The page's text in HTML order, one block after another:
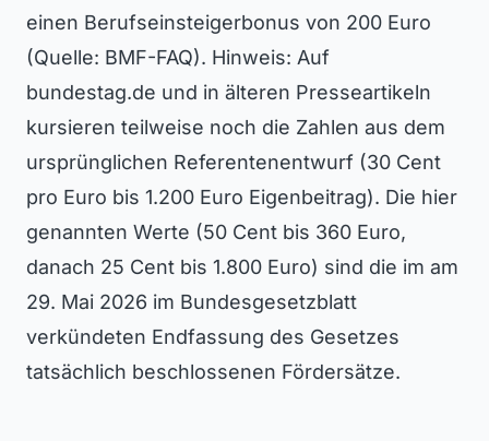
einen Berufseinsteigerbonus von 200 Euro
(Quelle: BMF-FAQ). Hinweis: Auf
bundestag.de und in älteren Presseartikeln
kursieren teilweise noch die Zahlen aus dem
ursprünglichen Referentenentwurf (30 Cent
pro Euro bis 1.200 Euro Eigenbeitrag). Die hier
genannten Werte (50 Cent bis 360 Euro,
danach 25 Cent bis 1.800 Euro) sind die im am
29. Mai 2026 im Bundesgesetzblatt
verkündeten Endfassung des Gesetzes
tatsächlich beschlossenen Fördersätze.